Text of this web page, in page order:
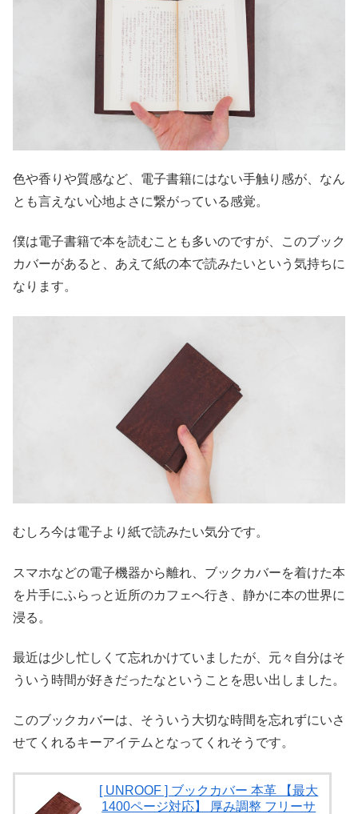
色や香りや質感など、電子書籍にはない手触り感が、なん
とも言えない心地よさに繋がっている感覚。
僕は電子書籍で本を読むことも多いのですが、このブック
カバーがあると、あえて紙の本で読みたいという気持ちに
なります。
むしろ今は電子より紙で読みたい気分です。
スマホなどの電子機器から離れ、ブックカバーを着けた本
を片手にふらっと近所のカフェへ行き、静かに本の世界に
浸る。
最近は少し忙しくて忘れかけていましたが、元々自分はそ
ういう時間が好きだったなということを思い出しました。
このブックカバーは、そういう大切な時間を忘れずにいさ
せてくれるキーアイテムとなってくれそうです。
[ UNROOF ] ブックカバー 本革 【最大
1400ページ対応】 厚み調整 フリーサ